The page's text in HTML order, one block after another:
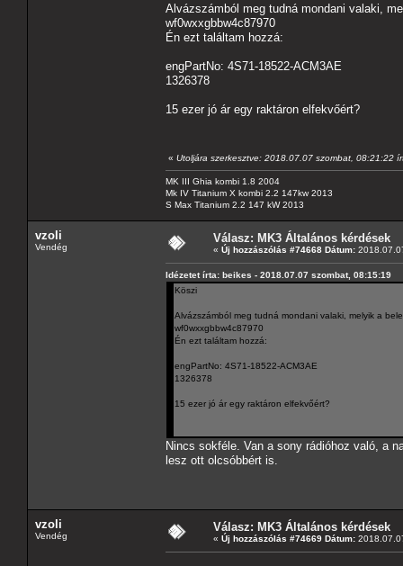
Alvázszámból meg tudná mondani valaki,
wf0wxxgbbw4c87970
Én ezt találtam hozzá:
engPartNo: 4S71-18522-ACM3AE
1326378
15 ezer jó ár egy raktáron elfekvőért?
« Utoljára szerkesztve: 2018.07.07 szombat, 08:21:22
MK III Ghia kombi 1.8 2004
Mk IV Titanium X kombi 2.2 147kw 2013
S Max Titanium 2.2 147 kW 2013
vzoli
Vendég
Válasz: MK3 Általános kérdések
« Új hozzászólás #74668 Dátum:
Idézetet írta: beikes - 2018.07.07 szombat, 08:15:19
Köszi
Alvázszámból meg tudná mondani valaki, melyik a
wf0wxxgbbw4c87970
Én ezt találtam hozzá:
engPartNo: 4S71-18522-ACM3AE
1326378
15 ezer jó ár egy raktáron elfekvőért?
Nincs sokféle. Van a sony rádióhoz való, a
lesz ott olcsóbbért is.
vzoli
Vendég
Válasz: MK3 Általános kérdések
« Új hozzászólás #74669 Dátum: